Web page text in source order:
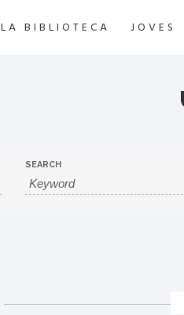
LA BIBLIOTECA JOVES
SEARCH